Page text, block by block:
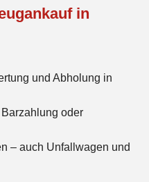
in
und Abholung in
oder
– auch Unfallwagen und